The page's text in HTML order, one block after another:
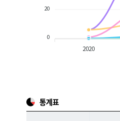
20
0
2020
통계표